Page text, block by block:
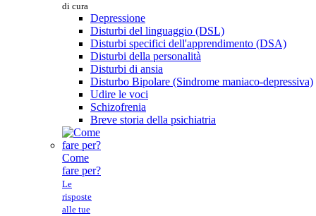
di cura
Depressione
Disturbi del linguaggio (DSL)
Disturbi specifici dell'apprendimento (DSA)
Disturbi della personalità
Disturbi di ansia
Disturbo Bipolare (Sindrome maniaco-depressiva)
Udire le voci
Schizofrenia
Breve storia della psichiatria
Come
fare per?
Le
risposte
alle tue